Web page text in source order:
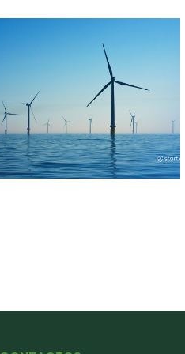
Floresta e Biodiversidade: O papel
das PME agrícolas e o apoio do
PEPAC na proteção do nosso
património natural